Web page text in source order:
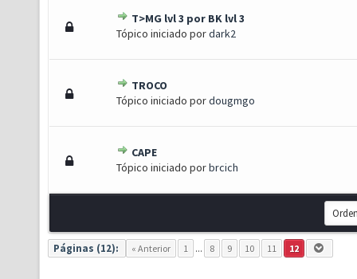
T>MG lvl 3 por BK lvl 3
Tópico iniciado pordark2
- 5 de 5 em média
TROCO
Tópico iniciado pordougmgo
- 5 de 5 em média
CAPE
Tópico iniciado porbrcich
- 5 de 5 em média
Páginas (12): « Anterior 1 ... 8 9 10 11 12